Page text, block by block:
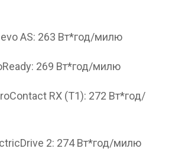
AS: 263 Вт*год/милю
269 Вт*год/милю
RX (T1): 272 Вт*год/
2: 274 Вт*год/милю